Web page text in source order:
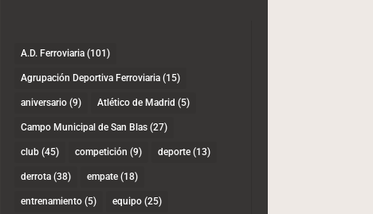
A.D. Ferroviaria(101)
Agrupación Deportiva Ferroviaria(15)
aniversario(9) Atlético de Madrid (5)
Campo Municipal de San Blas(27)
club(45) competición (9) deporte(13)
derrota(38) empate(18)
entrenamiento(5) equipo(25)